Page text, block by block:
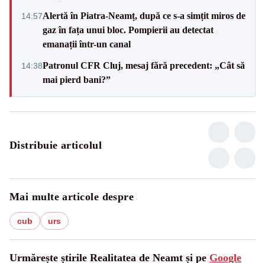
14:57Alertă în Piatra-Neamț, după ce s-a simțit miros de
gaz în fața unui bloc. Pompierii au detectat
emanații într-un canal
14:38Patronul CFR Cluj, mesaj fără precedent: „Cât să
mai pierd bani?”
Distribuie articolul
Mai multe articole despre
cub urs
Urmărește știrile Realitatea de Neamt și pe Google